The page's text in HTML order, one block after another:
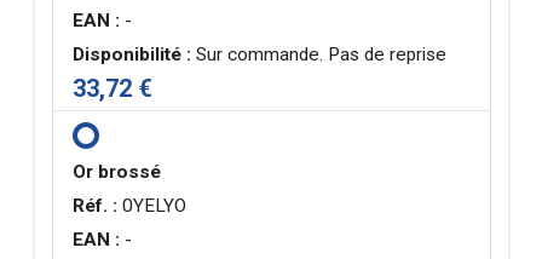
EAN : -
Disponibilité : Sur commande. Pas de reprise
33,72 €
Or brossé
Réf. : 0YELYO
EAN : -